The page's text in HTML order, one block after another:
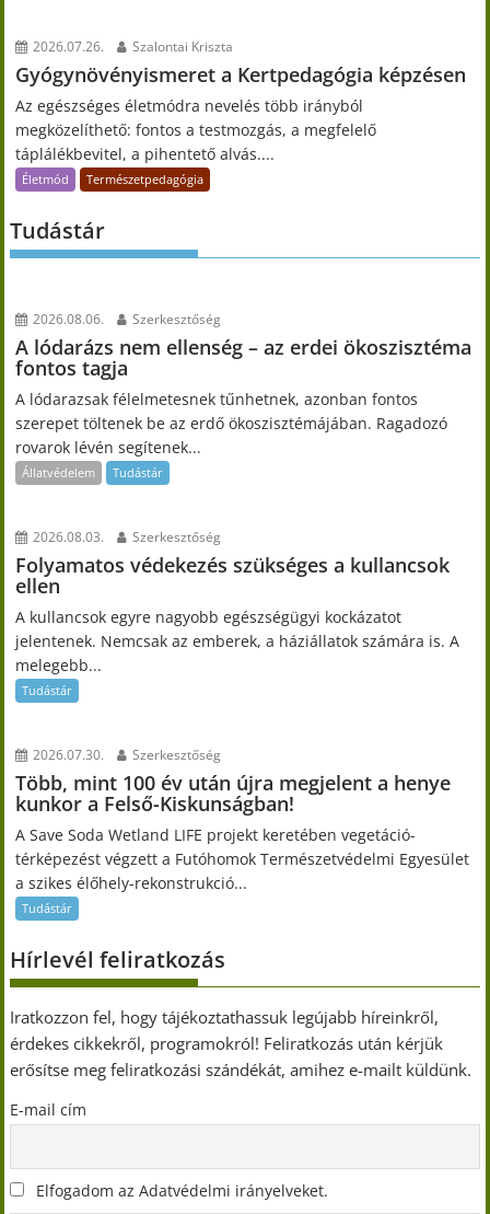
2026.07.26. Szalontai Kriszta
Gyógynövényismeret a Kertpedagógia képzésen
Az egészséges életmódra nevelés több irányból
megközelíthető: fontos a testmozgás, a megfelelő
táplálékbevitel, a pihentető alvás....
Életmód Természetpedagógia
Tudástár
2026.08.06. Szerkesztőség
A lódarázs nem ellenség – az erdei ökoszisztéma
fontos tagja
A lódarazsak félelmetesnek tűnhetnek, azonban fontos
szerepet töltenek be az erdő ökoszisztémájában. Ragadozó
rovarok lévén segítenek...
Állatvédelem Tudástár
2026.08.03. Szerkesztőség
Folyamatos védekezés szükséges a kullancsok
ellen
A kullancsok egyre nagyobb egészségügyi kockázatot
jelentenek. Nemcsak az emberek, a háziállatok számára is. A
melegebb...
Tudástár
2026.07.30. Szerkesztőség
Több, mint 100 év után újra megjelent a henye
kunkor a Felső-Kiskunságban!
A Save Soda Wetland LIFE projekt keretében vegetáció-
térképezést végzett a Futóhomok Természetvédelmi Egyesület
a szikes élőhely-rekonstrukció...
Tudástár
Hírlevél feliratkozás
Iratkozzon fel, hogy tájékoztathassuk legújabb híreinkről,
érdekes cikkekről, programokról! Feliratkozás után kérjük
erősítse meg feliratkozási szándékát, amihez e-mailt küldünk.
E-mail cím
Elfogadom az Adatvédelmi irányelveket.